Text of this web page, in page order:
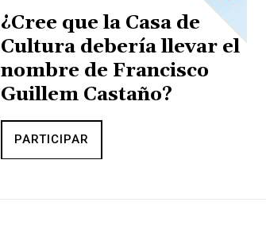
¿Cree que la Casa de
Cultura debería llevar el
nombre de Francisco
Guillem Castaño?
PARTICIPAR